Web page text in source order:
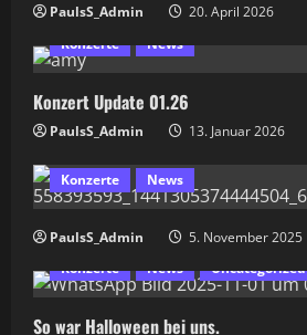
PaulsS_Admin
20. April 2026
Konzerte
News
Konzert Update 01.26
PaulsS_Admin 13. Januar 2026
Konzerte News
PaulsS_Admin
5. November 2025
Konzerte
News Uncategorized
So war Halloween bei uns.